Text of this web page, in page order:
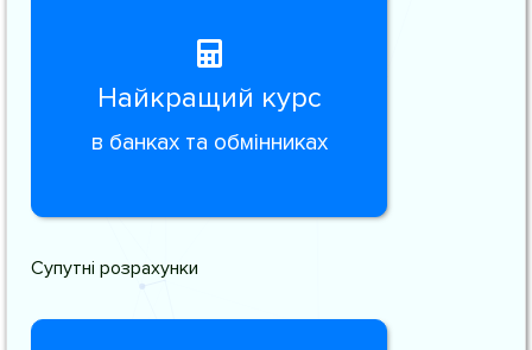
Найкращий курс
в банках та обмінниках
Супутні розрахунки